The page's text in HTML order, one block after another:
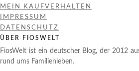
MEIN KAUFVERHALTEN
IMPRESSUM
DATENSCHUTZ
ÜBER FIOSWELT
FiosWelt ist ein deutscher Blog, der 2012
rund ums Familienleben.